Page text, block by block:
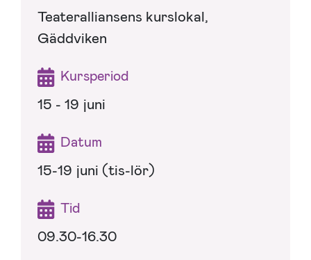
Teateralliansens kurslokal,
Gäddviken
Kursperiod
15 - 19 juni
Datum
15-19 juni (tis-lör)
Tid
09.30-16.30